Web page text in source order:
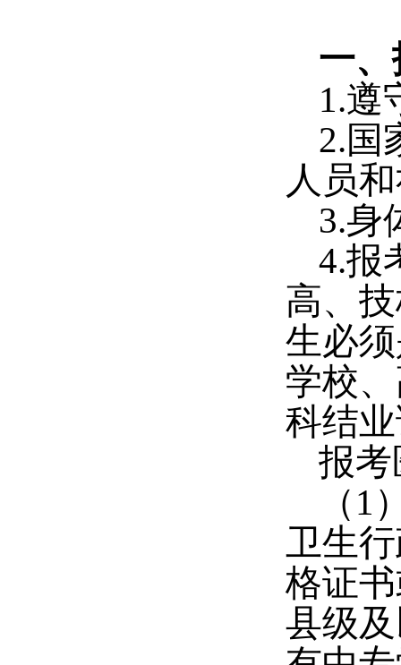
一
1.遵
2.国
人员
3.身
4.报
高、
生必
学校
科结
报
（ 1
卫生
格证
县级